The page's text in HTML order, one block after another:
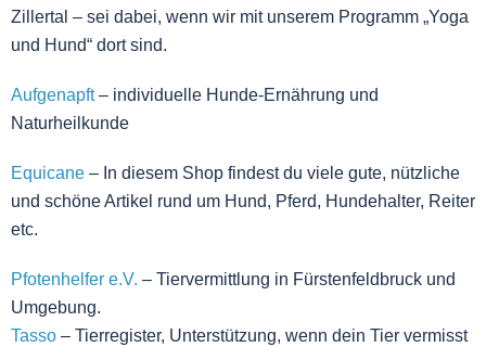
Zillertal – sei dabei, wenn wir mit unserem Programm „Yoga
und Hund“ dort sind.
Aufgenapft– individuelle Hunde-Ernährung und
Naturheilkunde
Equicane – In diesem Shop findest du viele gute, nützliche
und schöne Artikel rund um Hund, Pferd, Hundehalter, Reiter
etc.
Pfotenhelfer e.V. – Tiervermittlung in Fürstenfeldbruck und
Umgebung.
Tasso – Tierregister, Unterstützung, wenn dein Tier vermisst